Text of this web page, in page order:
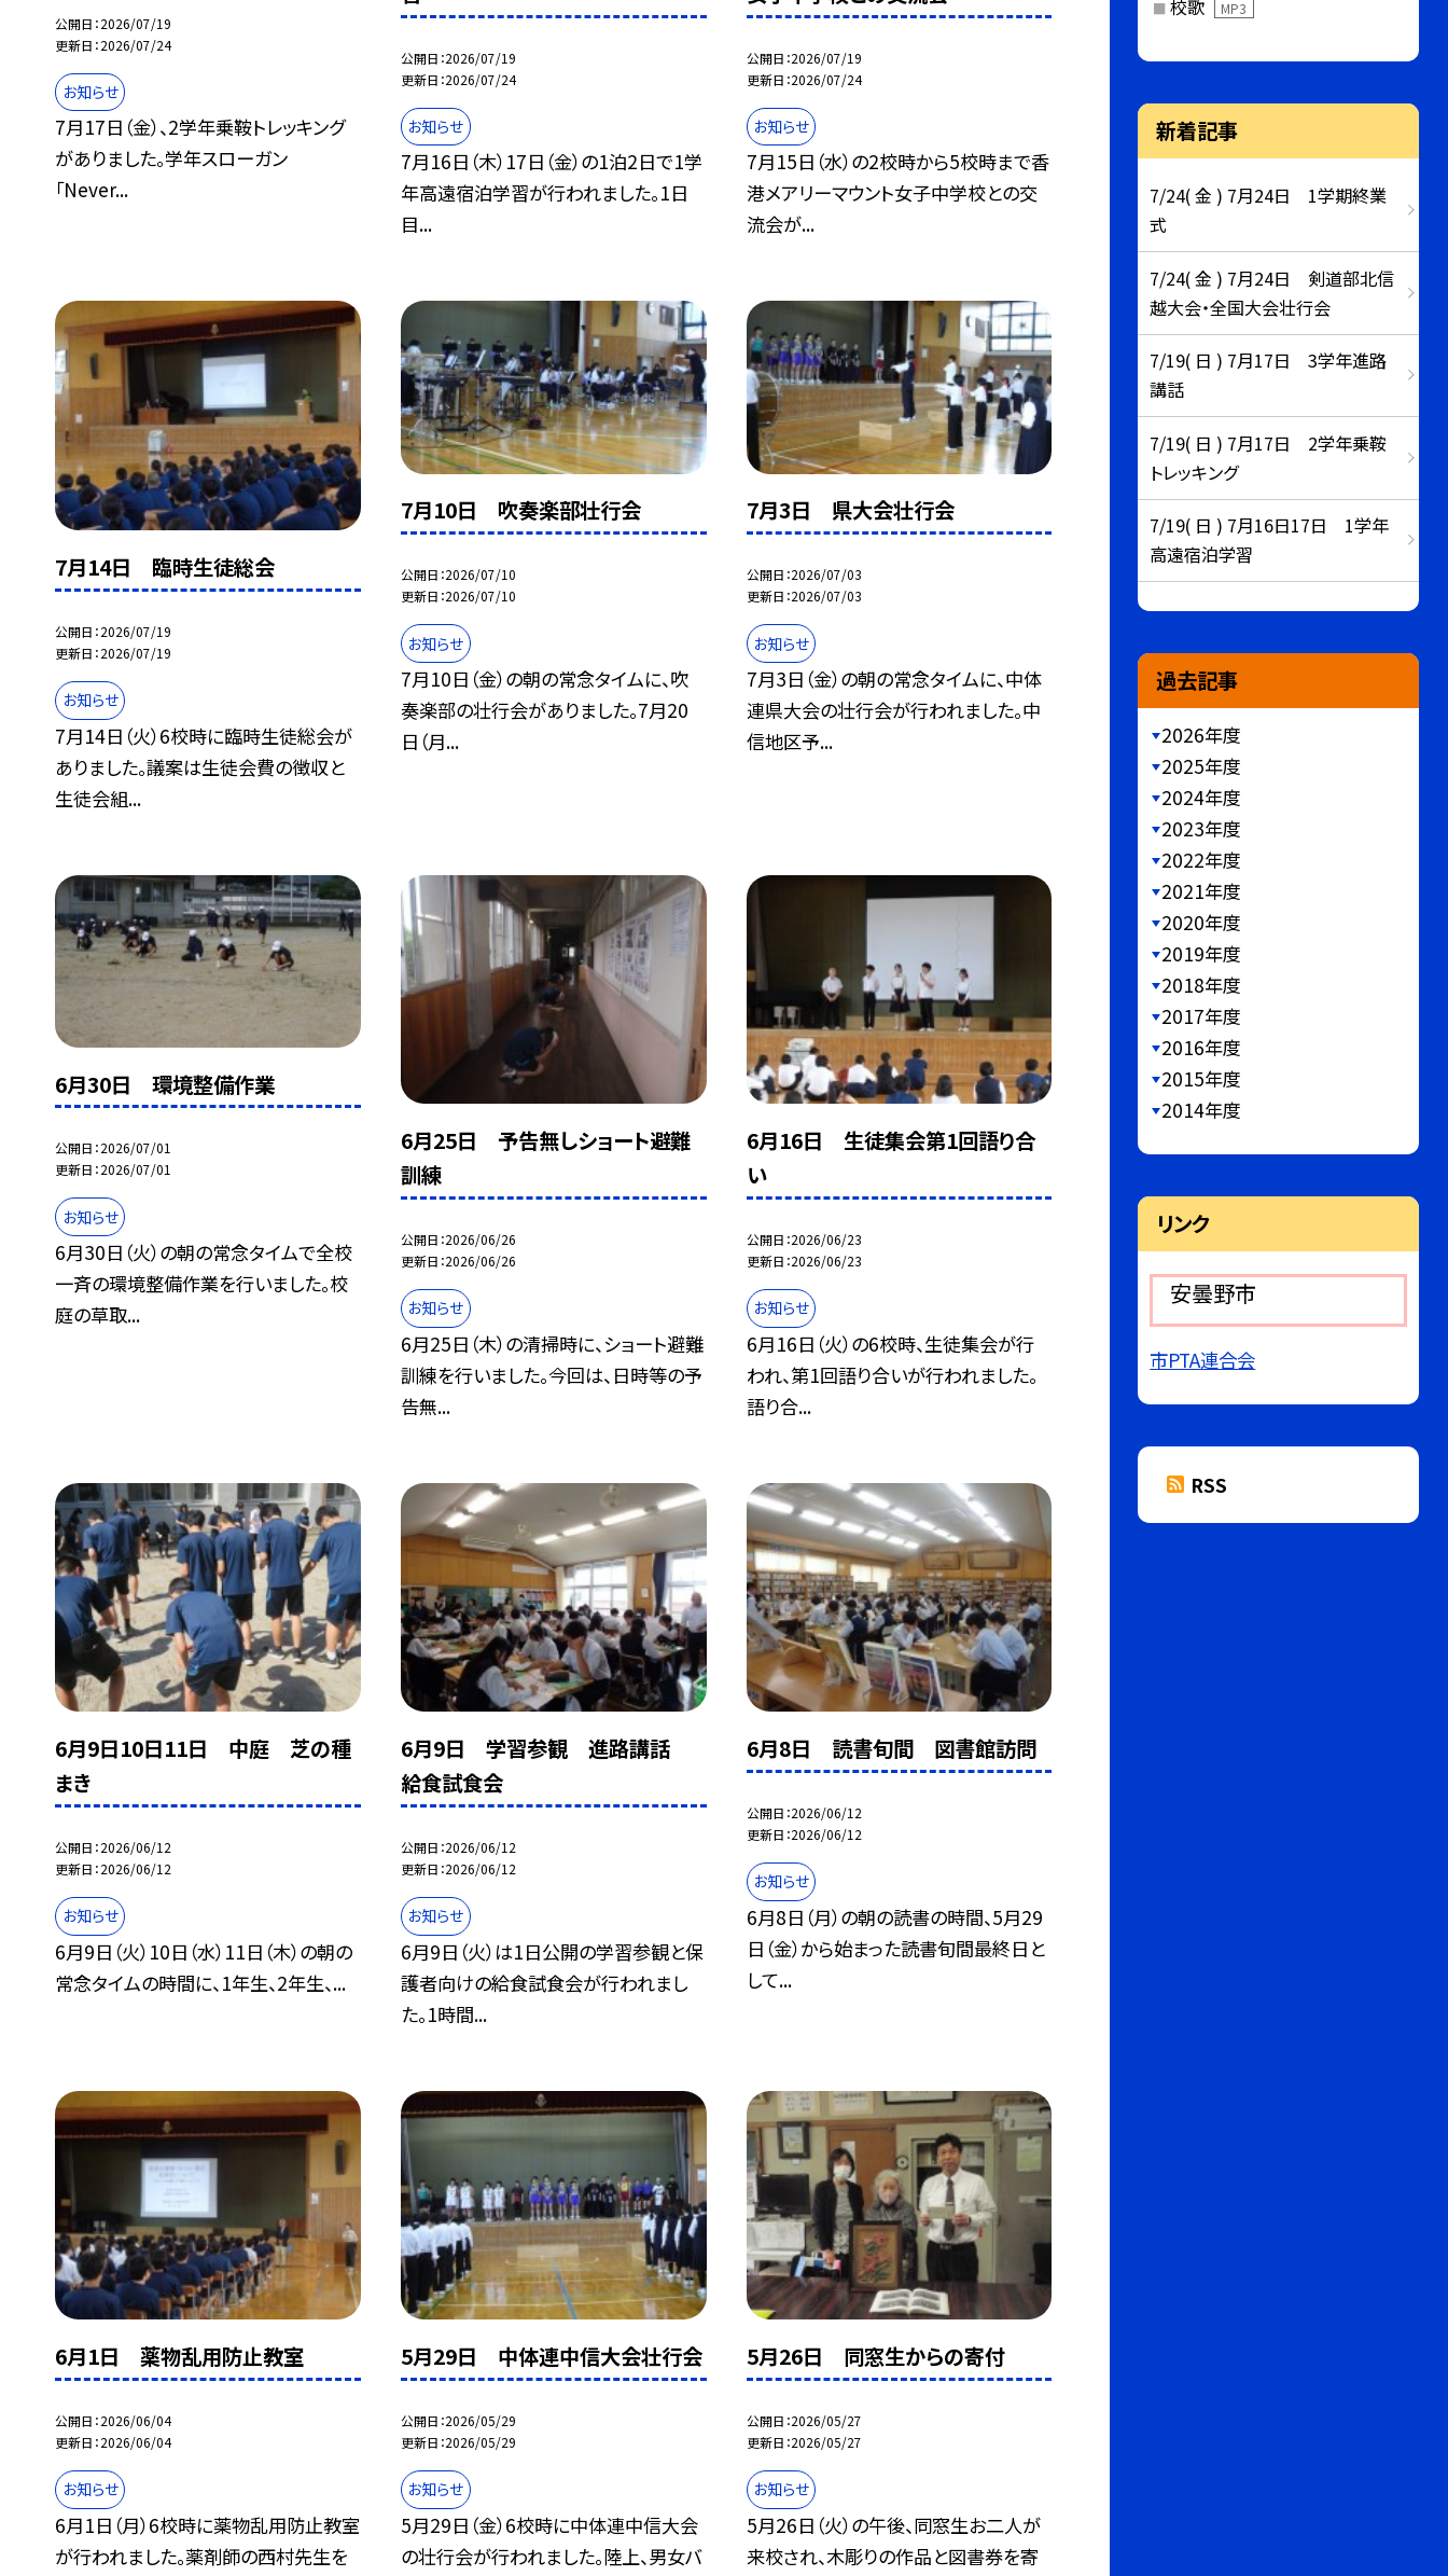
公開日 2026/07/19
更新日 2026/07/24
お知らせ
7月17日（金）、2学年乗鞍トレッキング
がありました。学年スローガン
「Never...
公開日 2026/07/19
更新日 2026/07/24
お知らせ
7月16日（木）17日（金）の1泊2日で1学
年高遠宿泊学習が行われました。1日
目...
公開日 2026/07/19
更新日 2026/07/24
お知らせ
7月15日（水）の2校時から5校時まで香
港メアリーマウント女子中学校との交
流会が...
7月14日 臨時生徒総会
公開日 2026/07/19
更新日 2026/07/19
お知らせ
7月14日（火）6校時に臨時生徒総会が
ありました。議案は生徒会費の徴収と
生徒会組...
7月10日 吹奏楽部壮行会
公開日 2026/07/10
更新日 2026/07/10
お知らせ
7月10日（金）の朝の常念タイムに、吹
奏楽部の壮行会がありました。7月20
日（月...
7月3日 県大会壮行会
公開日 2026/07/03
更新日 2026/07/03
お知らせ
7月3日（金）の朝の常念タイムに、中体
連県大会の壮行会が行われました。中
信地区予...
6月30日 環境整備作業
公開日 2026/07/01
更新日 2026/07/01
お知らせ
6月30日（火）の朝の常念タイムで全校
一斉の環境整備作業を行いました。校
庭の草取...
6月25日 予告無しショート避難
訓練
公開日 2026/06/26
更新日 2026/06/26
お知らせ
6月25日（木）の清掃時に、ショート避難
訓練を行いました。今回は、日時等の予
告無...
6月16日 生徒集会第1回語り合
い
公開日 2026/06/23
更新日 2026/06/23
お知らせ
6月16日（火）の6校時、生徒集会が行
われ、第1回語り合いが行われました。
語り合...
6月9日10日11日 中庭 芝の種
まき
公開日 2026/06/12
更新日 2026/06/12
お知らせ
6月9日（火）10日（水）11日（木）の朝の
常念タイムの時間に、1年生、2年生、...
6月9日 学習参観 進路講話
給食試食会
公開日 2026/06/12
更新日 2026/06/12
お知らせ
6月9日（火）は1日公開の学習参観と保
護者向けの給食試食会が行われまし
た。1時間...
6月8日 読書旬間 図書館訪問
公開日 2026/06/12
更新日 2026/06/12
お知らせ
6月8日（月）の朝の読書の時間、5月29
日（金）から始まった読書旬間最終日と
して...
6月1日 薬物乱用防止教室
公開日 2026/06/04
更新日 2026/06/04
お知らせ
6月1日（月）6校時に薬物乱用防止教室
が行われました。薬剤師の西村先生を
5月29日 中体連中信大会壮行会
公開日 2026/05/29
更新日 2026/05/29
お知らせ
5月29日（金）6校時に中体連中信大会
の壮行会が行われました。陸上、男女バ
5月26日 同窓生からの寄付
公開日 2026/05/27
更新日 2026/05/27
お知らせ
5月26日（火）の午後、同窓生お二人が
来校され、木彫りの作品と図書券を寄
校歌 MP3
新着記事
7/24( 金 ) 7月24日 1学期終業
式
7/24( 金 ) 7月24日 剣道部北信
越大会・全国大会壮行会
7/19( 日 ) 7月17日 3学年進路
講話
7/19( 日 ) 7月17日 2学年乗鞍
トレッキング
7/19( 日 ) 7月16日17日 1学年
高遠宿泊学習
過去記事
2026年度
2025年度
2024年度
2023年度
2022年度
2021年度
2020年度
2019年度
2018年度
2017年度
2016年度
2015年度
2014年度
リンク
安曇野市
市PTA連合会
RSS